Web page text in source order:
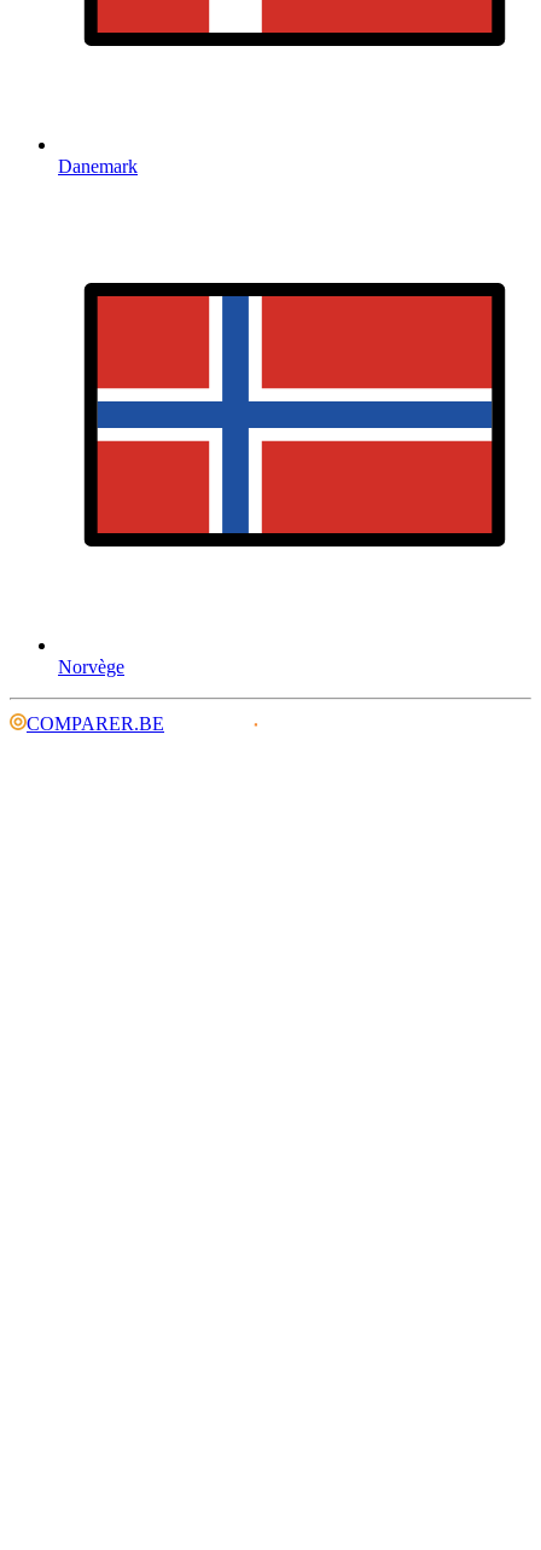
Danemark
Norvège
COMPARER.BE